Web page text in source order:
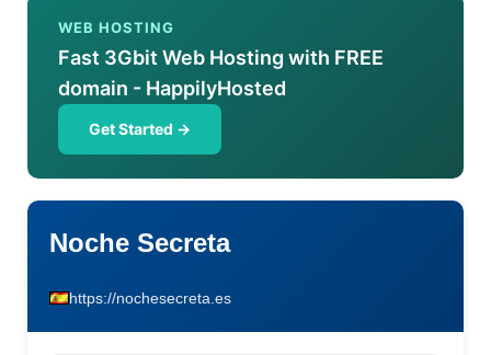
WEB HOSTING
Fast 3Gbit Web Hosting with FREE
domain - HappilyHosted
Get Started →
Noche Secreta
https://nochesecreta.es